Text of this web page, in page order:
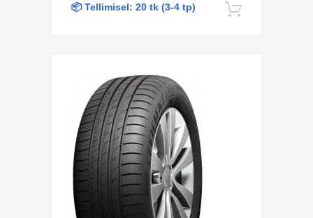
📦 Tellimisel: 20 tk (3-4 tp)